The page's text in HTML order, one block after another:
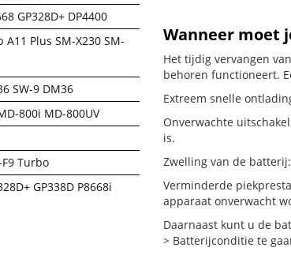
GP328D+ DP4400
A11 Plus SM-X230 SM-
SW-9 DM36
800i MD-800UV
Turbo
GP338D P8668i
Wanneer moet
Het tijdig vervangen
behoren functioneert.
Extreem snelle
Onverwachte
is.
Zwelling van de
Verminderde
apparaat onverwacht
Daarnaast kunt u de
> Batterijconditie te